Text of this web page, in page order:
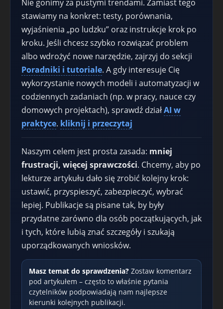
Nie gonimy za pustymi trendami. Zamiast tego
stawiamy na konkret: testy, porównania,
wyjaśnienia „po ludzku” oraz instrukcje krok po
kroku. Jeśli chcesz szybko rozwiązać problem
albo wdrożyć nowe narzędzie, zajrzyj do sekcji
Poradniki i tutoriale. A gdy interesuje Cię
wykorzystanie nowych modeli i automatyzacji w
codziennych zadaniach (np. w pracy, nauce czy
domowych projektach), sprawdź działAI w
praktyce. kliknij i przeczytaj
Naszym celem jest prosta zasada: mniej
frustracji, więcej sprawczości. Chcemy, aby po
lekturze artykułu dało się zrobić kolejny krok:
ustawić, przyspieszyć, zabezpieczyć, wybrać
lepiej. Publikacje są pisane tak, by były
przydatne zarówno dla osób początkujących, jak
i tych, które lubią znać szczegóły i szukają
uporządkowanych wniosków.
Masz temat do sprawdzenia? Zostaw komentarz
pod artykułem – często to właśnie pytania
czytelników podpowiadają nam najlepsze
kierunki kolejnych publikacji.